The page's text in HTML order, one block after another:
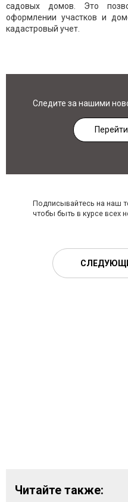
садовых домов. Это
оформлении участков и
кадастровый учет.
Следите за нашими
Подписывайтесь на наш
чтобы быть в курсе всех
Читайте также: